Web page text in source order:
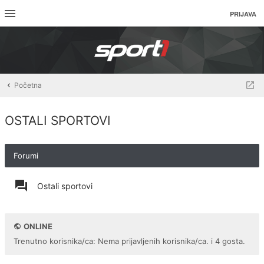
PRIJAVA
Početna
OSTALI SPORTOVI
Forumi
Ostali sportovi
ONLINE
Trenutno korisnika/ca: Nema prijavljenih korisnika/ca. i 4 gosta.